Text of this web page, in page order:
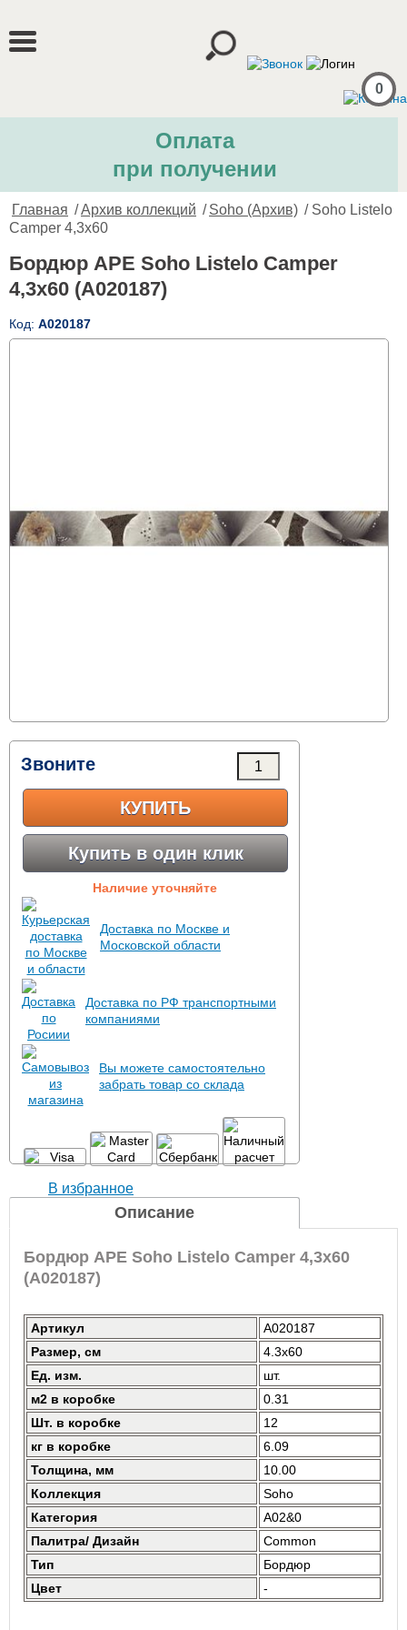
0
Оплата
при получении
Главная /Архив коллекций / Soho (Архив) / Soho Listelo
Camper 4,3x60
Бордюр APE Soho Listelo Camper
4,3x60 (A020187)
Код: A020187
Звоните
КУПИТЬ
Купить в один клик
Наличие уточняйте
Доставка по Москве и
Московской области
Доставка по РФ транспортными
компаниями
Вы можете самостоятельно
забрать товар со склада
В избранное
Описание
Бордюр APE Soho Listelo Camper 4,3x60
(A020187)
Артикул
A020187
Размер, см
4.3x60
Ед. изм.
шт.
м2 в коробке
0.31
Шт. в коробке
12
кг в коробке
6.09
Толщина, мм
10.00
Коллекция
Soho
Категория
A02&0
Палитра/ Дизайн
Common
Тип
Бордюр
Цвет
-